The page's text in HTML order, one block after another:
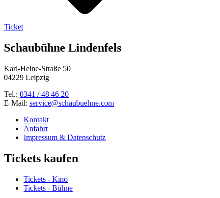
Ticket
Schaubühne Lindenfels
Karl-Heine-Straße 50
04229 Leipzig
Tel.: 0341 / 48 46 20
E-Mail: service@schaubuehne.com
Kontakt
Anfahrt
Impressum & Datenschutz
Tickets kaufen
Tickets - Kino
Tickets - Bühne